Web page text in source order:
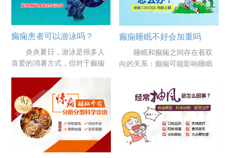
癫痫患者可以游泳吗？
炎炎夏日，游泳是很多人
喜爱的消暑方式，但对于癫痫
重考虑。游泳......
癫痫睡眠不好会加重吗
睡眠和癫痫之间存在着双
向的关系：癫痫可能影响睡眠
可能加重癫痫......